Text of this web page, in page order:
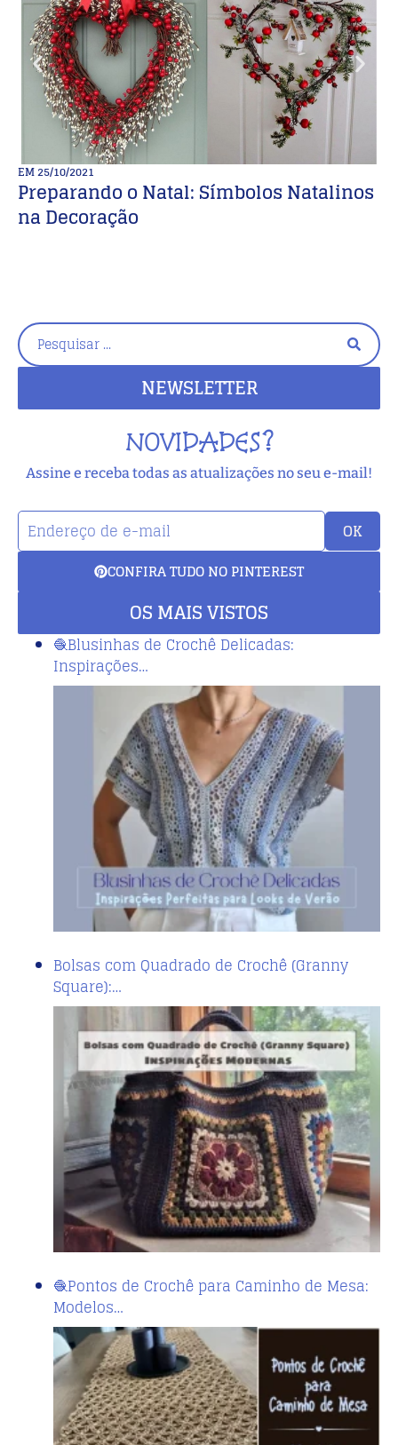
EM25/10/2021
Preparando o Natal: Símbolos Natalinos
na Decoração
NEWSLETTER
NOVIDADES?
Assine e receba todas as atualizações no seu e-mail!
OK
CONFIRA TUDO NO PINTEREST
OS MAIS VISTOS
🧶Blusinhas de Crochê Delicadas:
Inspirações…
Bolsas com Quadrado de Crochê (Granny
Square):…
🧶Pontos de Crochê para Caminho de Mesa:
Modelos…